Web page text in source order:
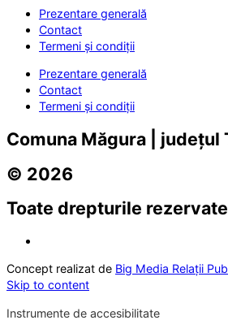
Prezentare generală
Contact
Termeni și condiții
Prezentare generală
Contact
Termeni și condiții
Comuna Măgura | județul
© 2026
Toate drepturile rezervate
Concept realizat de Big Media Relații
Skip to content
Instrumente de accesibilitate